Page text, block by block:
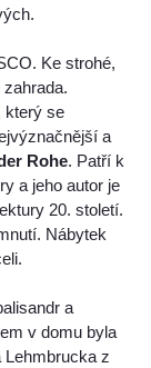
Ke strohé,
který se
a
Rohe. Patří k
a jeho autor je
20. století.
Nábytek
a
v domu byla
Lehmbrucka z